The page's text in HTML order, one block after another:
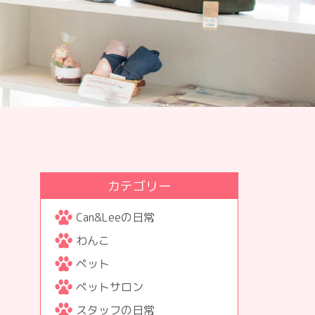
カテゴリー
Can&Leeの日常
わんこ
ペット
ペットサロン
スタッフの日常